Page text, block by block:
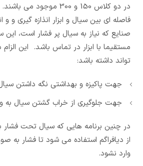
در دو کلاس 150 و 300 موجود
فاصله ای بین سیال و ابزار انذازه گیری و و
صنایع که نیاز به سیال پر فشار است، این
مستقیما با ابزار در تماس باشد. این
تواند داشته باشد:
جهت پاکیزه و بهداشتی نگه داشتن
جهت جلوگیری از خراب گشتن سیال به
در چنین برنامه هایی که سیال تحت فشار
از دیافراگم استفاده می شود تا فشار به
وارد نشود.